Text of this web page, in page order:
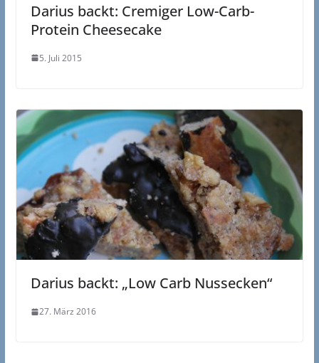
Darius backt: Cremiger Low-Carb-
Protein Cheesecake
5. Juli 2015
Darius backt: „Low Carb Nussecken“
27. März 2016